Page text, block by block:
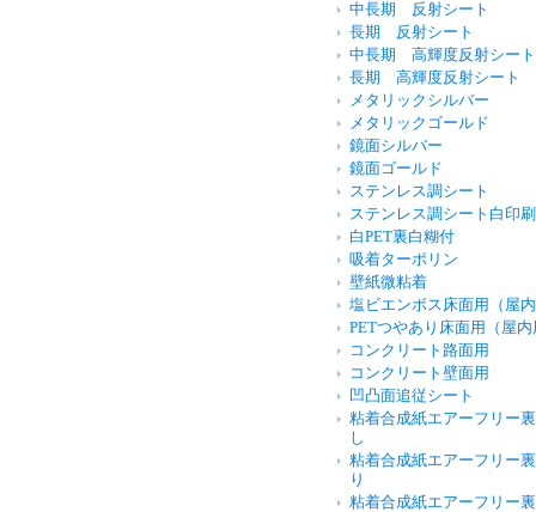
中長期 反射シート
長期 反射シート
中長期 高輝度反射シート
長期 高輝度反射シート
メタリックシルバー
メタリックゴールド
鏡面シルバー
鏡面ゴールド
ステンレス調シート
ステンレス調シート白印刷
白PET裏白糊付
吸着ターポリン
壁紙微粘着
塩ビエンボス床面用（屋
PETつやあり床面用（屋内
コンクリート路面用
コンクリート壁面用
凹凸面追従シート
粘着合成紙エアーフリー
し
粘着合成紙エアーフリー
り
粘着合成紙エアーフリー